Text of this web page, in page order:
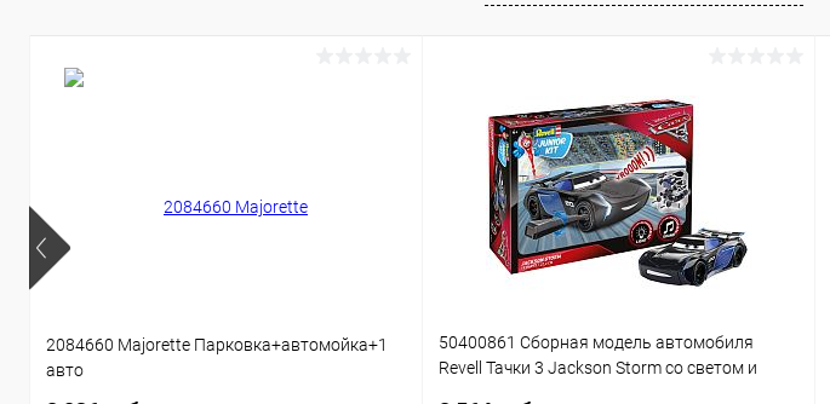
2084660 Majorette Парковка+автомойка+1
авто
50400861 Сборная модель автомобиля
Revell Тачки 3 Jackson Storm со светом и